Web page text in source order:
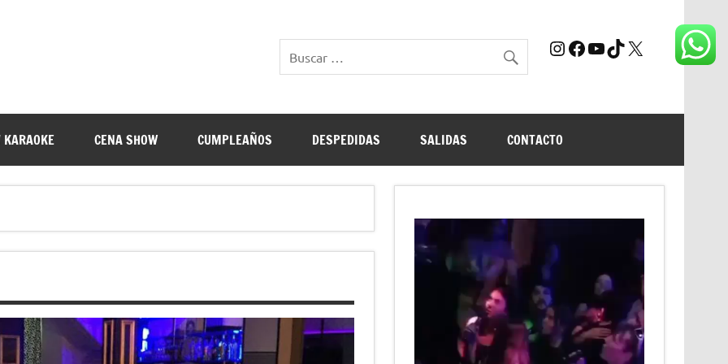
InstagramFacebook YouTube TikTok X
CENA SHOW CUMPLEAÑOS DESPEDIDAS SALIDAS CONTACTO